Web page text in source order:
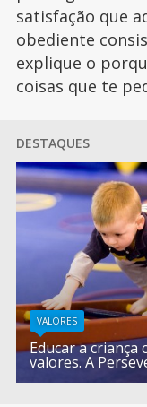
satisfação que
obediente
explique o
coisas que te
DESTAQUES
VALORES
Educar a criança
valores. A